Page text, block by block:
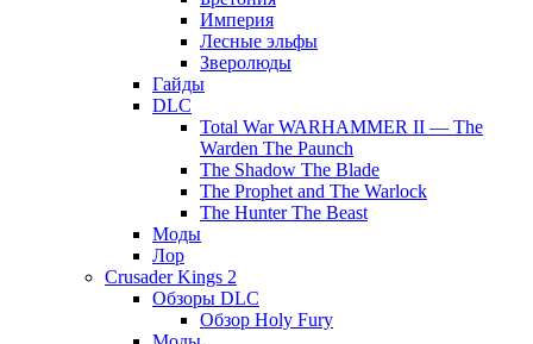
Империя
Лесные эльфы
Зверолюды
Гайды
DLC
Total War WARHAMMER II — The
Warden The Paunch
The Shadow The Blade
The Prophet and The Warlock
The Hunter The Beast
Моды
Лор
Crusader Kings 2
Обзоры DLC
Обзор Holy Fury